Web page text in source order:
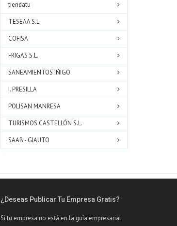
tiendatu
TESEAA S.L.
COFISA
FRIGAS S.L.
SANEAMIENTOS ÍÑIGO
I. PRESILLA
POLISAN MANRESA
TURISMOS CASTELLÓN S.L.
SAAB - GIAUTO
¿Deseas Publicar Tu Empresa Gratis?
Si tu empresa no está en la guía empresarial